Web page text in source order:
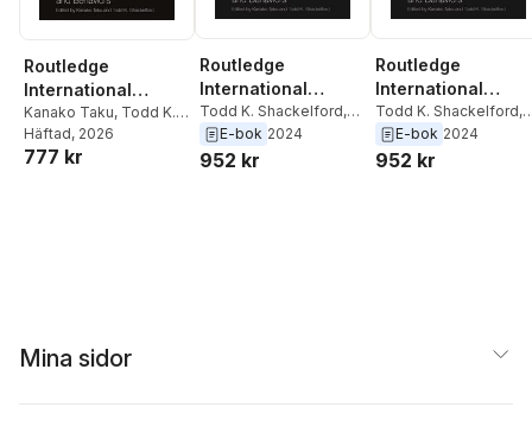
Routledge
International
Handbook of
Changes in Human
Perceptions and
Kanako Taku, Todd K.
Shackelford
Häftad, 2026
777 kr
Routledge
International
Handbook of
Changes in Human
Perceptions and
Todd K. Shackelford,
Kanako Taku
E-bok 2024
952 kr
Routledge
International
Handbook of
Changes in
Perceptions and
Todd K. Shackelford,
Kanako Taku
E-bok 2024
952 kr
Mina sidor